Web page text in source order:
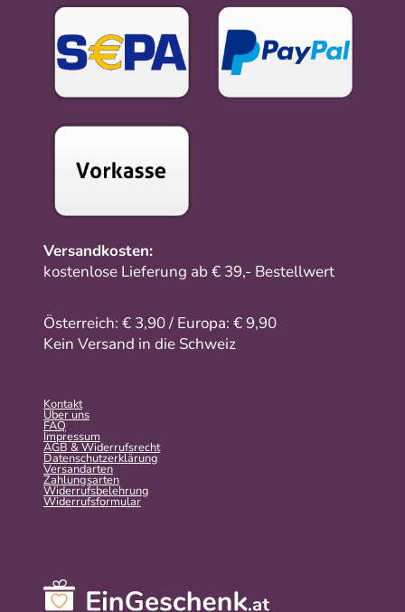
Versandkosten:
kostenlose Lieferung ab € 39,- Bestellwert
Österreich: € 3,90 / Europa: € 9,90
Kein Versand in die Schweiz
Kontakt
Über uns
FAQ
Impressum
AGB & Widerrufsrecht
Datenschutzerklärung
Versandarten
Zahlungsarten
Widerrufsbelehrung
Widerrufs­formular